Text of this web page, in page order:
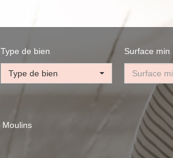
Type de bien
Type de bien
Surface min
Moulins